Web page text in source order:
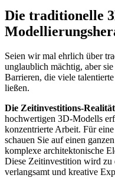
Die traditionelle
Seien wir mal ehrlich über
unglaublich mächtig, aber
Barrieren, die viele
ließen.
Die Zeitinvestitions-Realität
hochwertigen 3D-Modells
konzentrierte Arbeit. Für
schauen Sie auf einen
komplexe architektonische
Diese Zeitinvestition wird zu
verlangsamt und kreative